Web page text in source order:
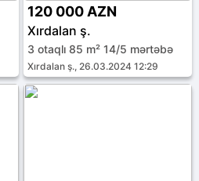
120 000 AZN
Xırdalan ş.
3 otaqlı 85 m² 14/5 mərtəbə
Xırdalan ş., 26.03.2024 12:29